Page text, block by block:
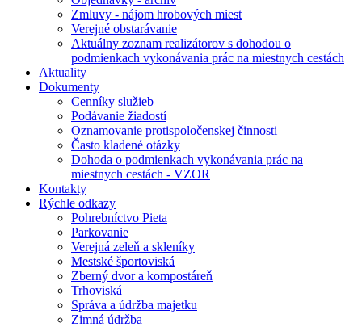
Zmluvy - nájom hrobových miest
Verejné obstarávanie
Aktuálny zoznam realizátorov s dohodou o
podmienkach vykonávania prác na miestnych cestách
Aktuality
Dokumenty
Cenníky služieb
Podávanie žiadostí
Oznamovanie protispoločenskej činnosti
Často kladené otázky
Dohoda o podmienkach vykonávania prác na
miestnych cestách - VZOR
Kontakty
Rýchle odkazy
Pohrebníctvo Pieta
Parkovanie
Verejná zeleň a skleníky
Mestské športoviská
Zberný dvor a kompostáreň
Trhoviská
Správa a údržba majetku
Zimná údržba